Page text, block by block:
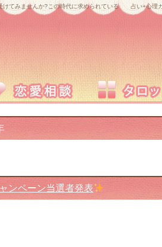
けてみませんか?この時代に求められている 占い+心理
ンペーン当選者発表